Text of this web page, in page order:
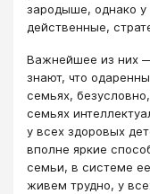
зародыше, однако
действенные,
Важнейшее из них
знают, что
семьях,
семьях
у всех здоровых
вполне яркие
семьи, в системе
живем трудно, у